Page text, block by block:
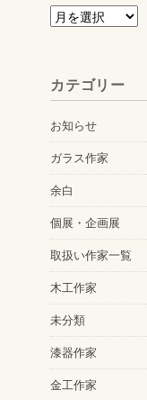
ア
イ
カテゴリー
お知らせ
ガラス作家
余白
個展・企画展
取扱い作家一覧
木工作家
未分類
漆器作家
金工作家